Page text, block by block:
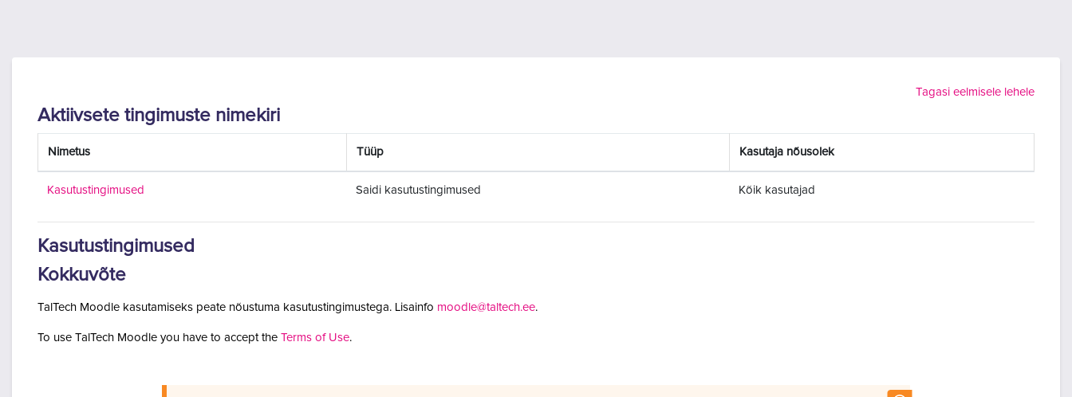
Tagasi eelmisele lehele
Aktiivsete tingimuste nimekiri
Nimetus Tüüp Kasutaja nõusolek
Kasutustingimused Saidi kasutustingimused Kõik kasutajad
Kasutustingimused
Kokkuvõte
TalTech Moodle kasutamiseks peate nõustuma kasutustingimustega. Lisainfo moodle@taltech.ee.
To use TalTech Moodle you have to accept the Terms of Use.